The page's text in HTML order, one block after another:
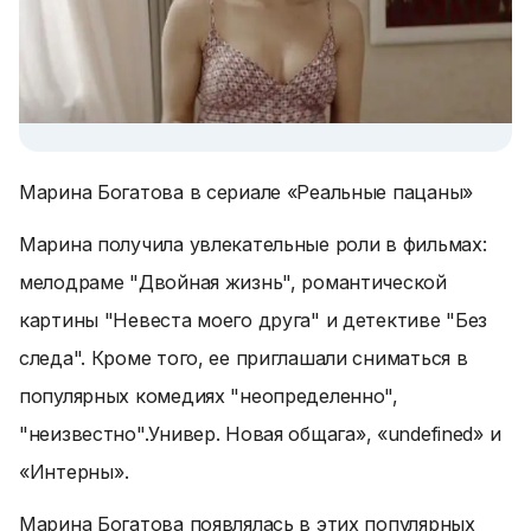
Марина Богатова в сериале «Реальные пацаны»
Марина получила увлекательные роли в фильмах:
мелодраме "Двойная жизнь", романтической
картины "Невеста моего друга" и детективе "Без
следа". Кроме того, ее приглашали сниматься в
популярных комедиях "неопределенно",
"неизвестно".Универ. Новая общага», «undefined» и
«Интерны».
Марина Богатова появлялась в этих популярных